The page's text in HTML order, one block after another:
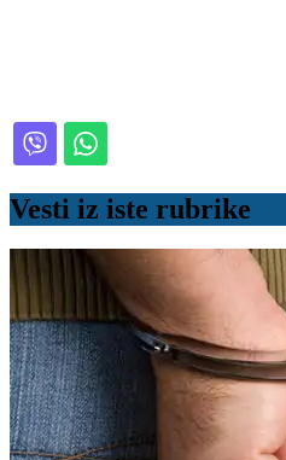
Vesti iz iste rubrike